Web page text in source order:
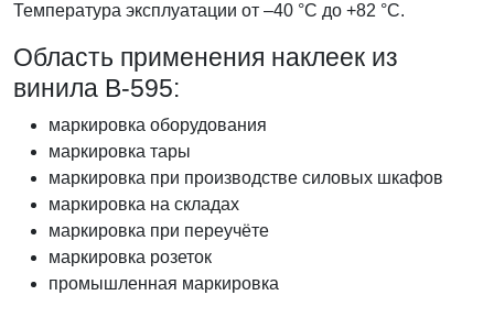
Температура эксплуатации от –40 °C до +82 °С.
Область применения наклеек из
винила В-595:
маркировка оборудования
маркировка тары
маркировка при производстве силовых шкафов
маркировка на складах
маркировка при переучёте
маркировка розеток
промышленная маркировка